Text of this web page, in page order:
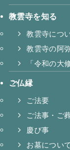
教雲寺を知る
教雲寺につ
教雲寺の阿
「令和の大
ご仏縁
ご法要
ご法事・ご
慶び事
お墓について